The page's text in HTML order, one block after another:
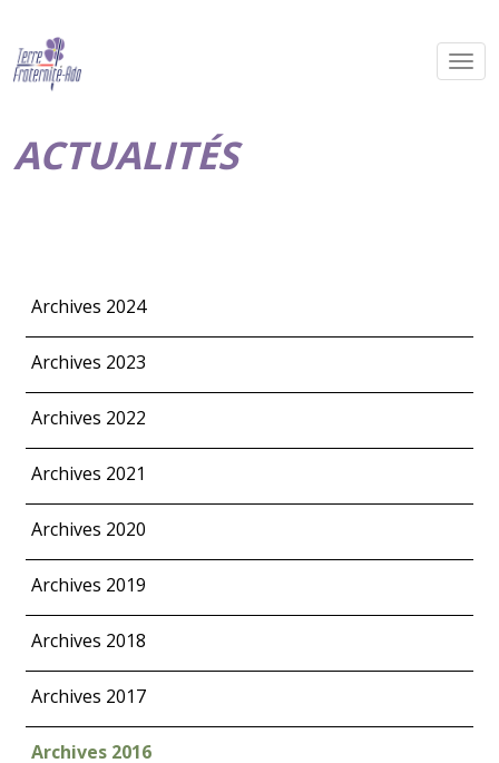
ACTUALITÉS
Archives 2024
Archives 2023
Archives 2022
Archives 2021
Archives 2020
Archives 2019
Archives 2018
Archives 2017
Archives 2016